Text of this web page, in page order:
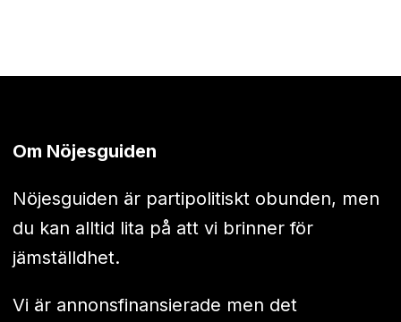
Om Nöjesguiden
Nöjesguiden är partipolitiskt obunden, men
du kan alltid lita på att vi brinner för
jämställdhet.
Vi är annonsfinansierade men det